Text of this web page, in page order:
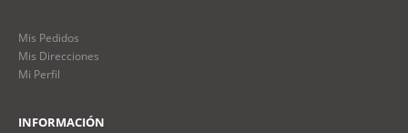
Mis Pedidos
Mis Direcciones
Mi Perfil
INFORMACIÓN